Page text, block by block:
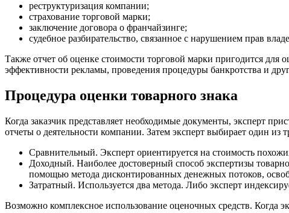
реструктуризация компании;
страхование торговой марки;
заключение договора о франчайзинге;
судебное разбирательство, связанное с нарушением прав
Также отчет об оценке стоимости торговой марки пригодится для
эффективности рекламы, проведения процедуры банкротства и
Процедура оценки товарного знака
Когда заказчик представляет необходимые документы, эксперт
отчеты о деятельности компании. Затем эксперт выбирает один из
Сравнительный. Эксперт ориентируется на стоимость
Доходный. Наиболее достоверный способ экспертизы
помощью метода дисконтированных денежных потоков,
Затратный. Используется два метода. Либо эксперт
Возможно комплексное использование оценочных средств. Когда